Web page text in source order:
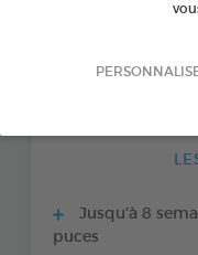
PRODUIT
2
Jusqu'à 8
puces